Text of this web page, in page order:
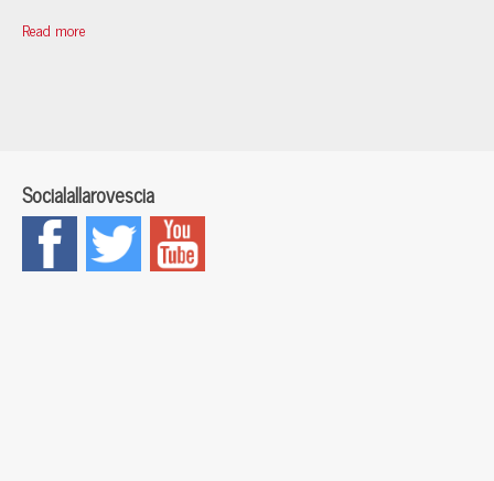
Read more
Socialallarovescia